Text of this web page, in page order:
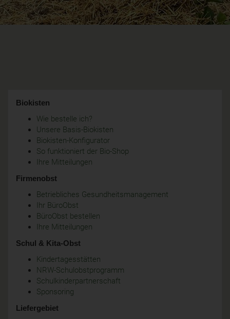
Biokisten
Wie bestelle ich?
Unsere Basis-Biokisten
Biokisten-Konfigurator
So funktioniert der Bio-Shop
Ihre Mitteilungen
Firmenobst
Betriebliches Gesundheitsmanagement
Ihr BüroObst
BüroObst bestellen
Ihre Mitteilungen
Schul & Kita-Obst
Kindertagesstätten
NRW-Schulobstprogramm
Schulkinderpartnerschaft
Sponsoring
Liefergebiet